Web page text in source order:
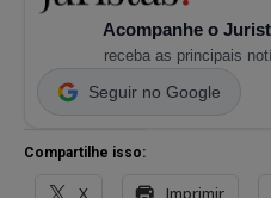
Acompanhe o
receba as principais
Seguir no Google
Compartilhe isso:
X Imprimir